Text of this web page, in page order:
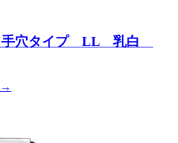
手穴タイプ LL 乳白
→